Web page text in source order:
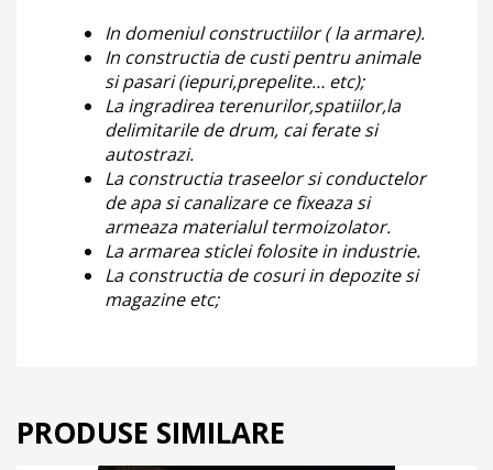
In domeniul constructiilor ( la armare).
In constructia de custi pentru animale
si pasari (iepuri,prepelite… etc);
La ingradirea terenurilor,spatiilor,la
delimitarile de drum, cai ferate si
autostrazi.
La constructia traseelor si conductelor
de apa si canalizare ce fixeaza si
armeaza materialul termoizolator.
La armarea sticlei folosite in industrie.
La constructia de cosuri in depozite si
magazine etc;
PRODUSE SIMILARE